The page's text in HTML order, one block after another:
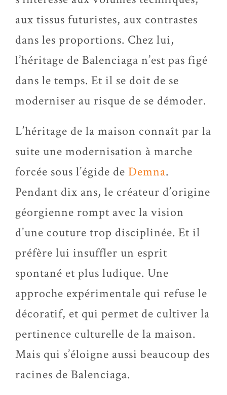
aux tissus futuristes, aux contrastes
dans les proportions. Chez lui,
l’héritage de Balenciaga n’est pas figé
dans le temps. Et il se doit de se
moderniser au risque de se démoder.
L’héritage de la maison connaît par la
suite une modernisation à marche
forcée sous l’égide de Demna.
Pendant dix ans, le créateur d’origine
géorgienne rompt avec la vision
d’une couture trop disciplinée. Et il
préfère lui insuffler un esprit
spontané et plus ludique. Une
approche expérimentale qui refuse le
décoratif, et qui permet de cultiver la
pertinence culturelle de la maison.
Mais qui s’éloigne aussi beaucoup des
racines de Balenciaga.